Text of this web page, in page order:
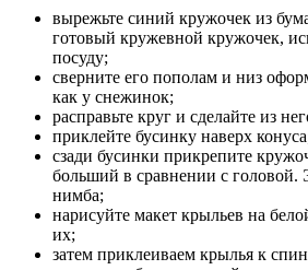
вырежьте синий кружочек из
готовый кружевной кружочек,
посуду;
сверните его пополам и низ
как у снежинок;
расправьте круг и сделайте из
приклейте бусинку наверх
сзади бусинки прикрепите
больший в сравнении с головой.
нимба;
нарисуйте макет крыльев на
их;
затем приклеиваем крылья к